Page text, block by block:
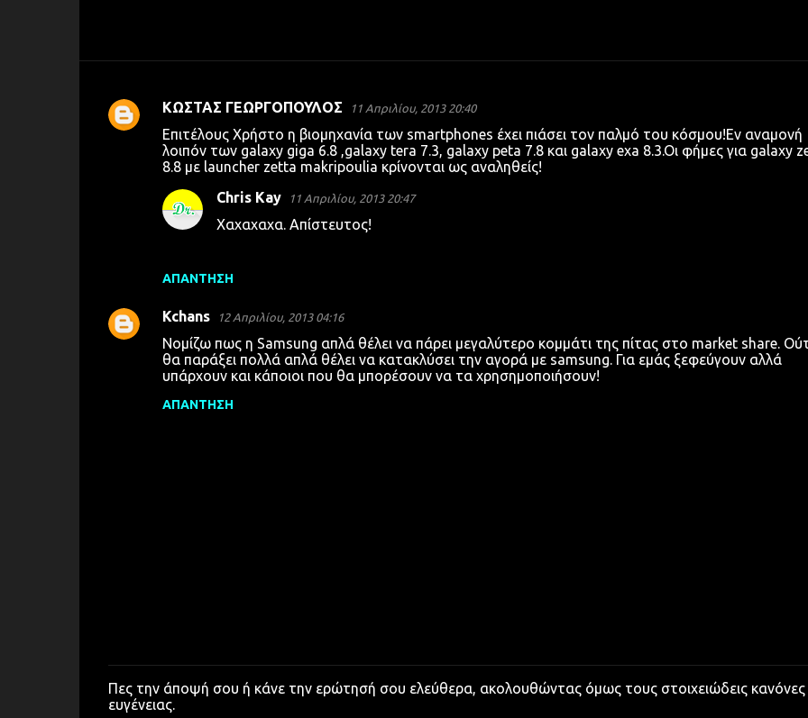
Σ
ΚΩΣΤΑΣ ΓΕΩΡΓΟΠΟΥΛΟΣ 11 Απριλίου, 2013 20:40
Eπιτέλους Χρήστο η βιομηχανία των smartphones έχει πιάσει τον παλμό του κόσμου!Εν αναμονή
λοιπόν των galaxy giga 6.8 ,galaxy tera 7.3, galaxy peta 7.8 και galaxy exa 8.3.Oι φήμες για galaxy
8.8 με launcher zetta makripoulia κρίνονται ως αναληθείς!
ΑΠΆΝΤΗΣΗ
Chris Kay 11 Απριλίου, 2013 20:47
Χαχαχαχα. Απίστευτος!
Kchans 12 Απριλίου, 2013 04:16
Νομίζω πως η Samsung απλά θέλει να πάρει μεγαλύτερο κομμάτι της πίτας στο market share.
θα παράξει πολλά απλά θέλει να κατακλύσει την αγορά με samsung. Για εμάς ξεφεύγουν αλλά
υπάρχουν και κάποιοι που θα μπορέσουν να τα χρησημοποιήσουν!
ΑΠΆΝΤΗΣΗ
Δ
η
Πες την άποψή σου ή κάνε την ερώτησή σου ελεύθερα, ακολουθώντας όμως τους στοιχειώδεις κανόνες
ευγένειας.